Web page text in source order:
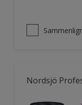
Nordsjö